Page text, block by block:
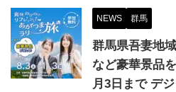
NEWS 群馬
群馬県吾妻地
など豪華景品
月3日まで デ